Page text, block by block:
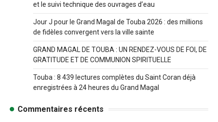
et le suivi technique des ouvrages d’eau
Jour J pour le Grand Magal de Touba 2026 : des millions
de fidèles convergent vers la ville sainte
GRAND MAGAL DE TOUBA : UN RENDEZ-VOUS DE FOI, DE
GRATITUDE ET DE COMMUNION SPIRITUELLE
Touba : 8 439 lectures complètes du Saint Coran déjà
enregistrées à 24 heures du Grand Magal
Commentaires récents